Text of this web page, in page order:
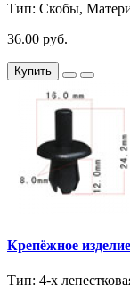
Тип: Скобы,
36.00 руб.
Купить
Крепёжное
Тип: 4-х